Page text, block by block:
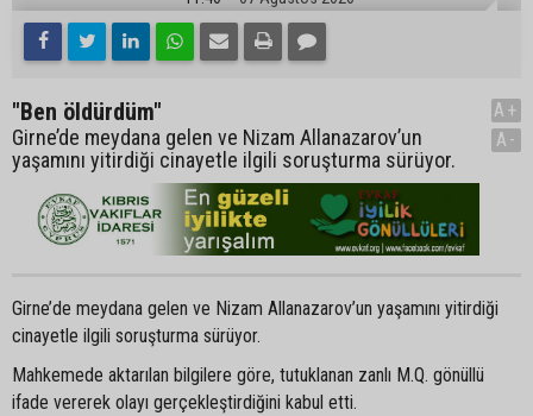
"Ben öldürdüm"
Girne’de meydana gelen ve Nizam Allanazarov’un
yaşamını yitirdiği cinayetle ilgili soruşturma sürüyor.
A+
A-
Girne’de meydana gelen ve Nizam Allanazarov’un yaşamını yitirdiği
cinayetle ilgili soruşturma sürüyor.
Mahkemede aktarılan bilgilere göre, tutuklanan zanlı M.Q. gönüllü
ifade vererek olayı gerçekleştirdiğini kabul etti.